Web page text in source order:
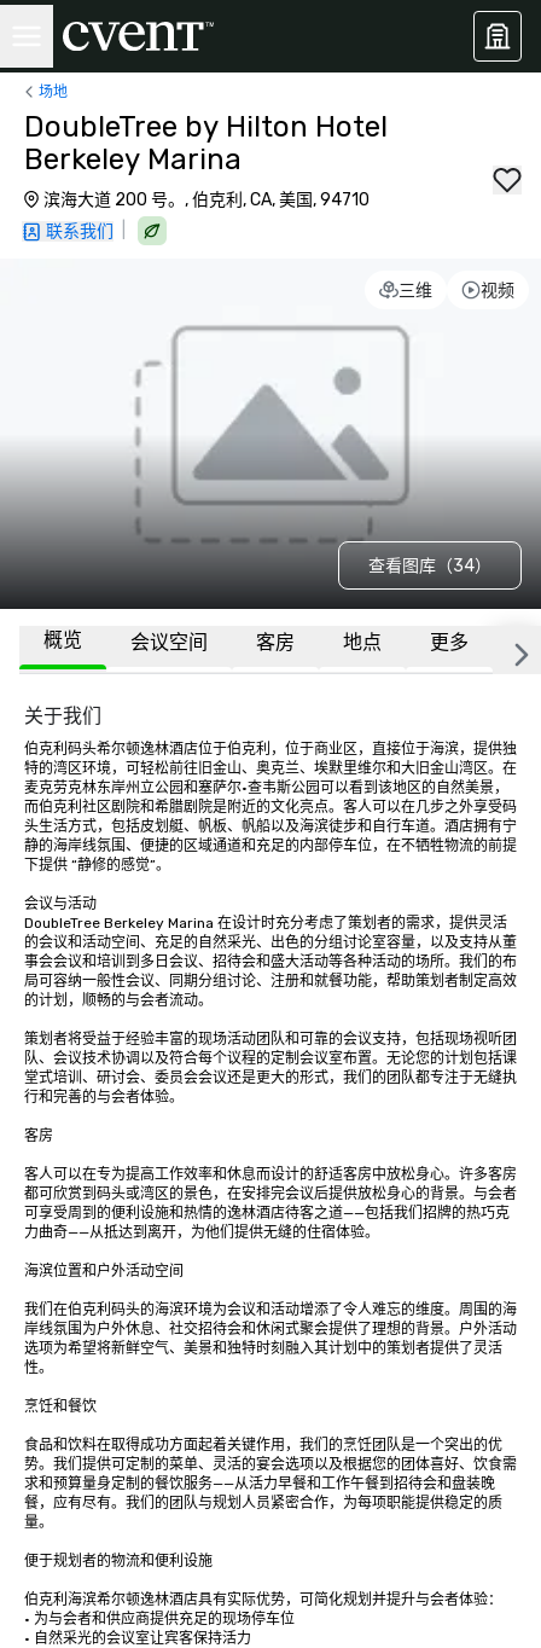
场地
DoubleTree by Hilton Hotel
Berkeley Marina
滨海大道 200 号。, 伯克利, CA, 美国, 94710
联系我们
三维 视频
查看图库（34）
概览 会议空间 客房 地点 更多 常
关于我们
伯克利码头希尔顿逸林酒店位于伯克利，位于商业区，直接位于海滨，提供独
特的湾区环境，可轻松前往旧金山、奥克兰、埃默里维尔和大旧金山湾区。在
麦克劳克林东岸州立公园和塞萨尔·查韦斯公园可以看到该地区的自然美景，
而伯克利社区剧院和希腊剧院是附近的文化亮点。客人可以在几步之外享受码
头生活方式，包括皮划艇、帆板、帆船以及海滨徒步和自行车道。酒店拥有宁
静的海岸线氛围、便捷的区域通道和充足的内部停车位，在不牺牲物流的前提
下提供 “静修的感觉”。
会议与活动
DoubleTree Berkeley Marina 在设计时充分考虑了策划者的需求，提供灵活
的会议和活动空间、充足的自然采光、出色的分组讨论室容量，以及支持从董
事会会议和培训到多日会议、招待会和盛大活动等各种活动的场所。我们的布
局可容纳一般性会议、同期分组讨论、注册和就餐功能，帮助策划者制定高效
的计划，顺畅的与会者流动。
策划者将受益于经验丰富的现场活动团队和可靠的会议支持，包括现场视听团
队、会议技术协调以及符合每个议程的定制会议室布置。无论您的计划包括课
堂式培训、研讨会、委员会会议还是更大的形式，我们的团队都专注于无缝执
行和完善的与会者体验。
客房
客人可以在专为提高工作效率和休息而设计的舒适客房中放松身心。许多客房
都可欣赏到码头或湾区的景色，在安排完会议后提供放松身心的背景。与会者
可享受周到的便利设施和热情的逸林酒店待客之道——包括我们招牌的热巧克
力曲奇——从抵达到离开，为他们提供无缝的住宿体验。
海滨位置和户外活动空间
我们在伯克利码头的海滨环境为会议和活动增添了令人难忘的维度。周围的海
岸线氛围为户外休息、社交招待会和休闲式聚会提供了理想的背景。户外活动
选项为希望将新鲜空气、美景和独特时刻融入其计划中的策划者提供了灵活
性。
烹饪和餐饮
食品和饮料在取得成功方面起着关键作用，我们的烹饪团队是一个突出的优
势。我们提供可定制的菜单、灵活的宴会选项以及根据您的团体喜好、饮食需
求和预算量身定制的餐饮服务——从活力早餐和工作午餐到招待会和盘装晚
餐，应有尽有。我们的团队与规划人员紧密合作，为每项职能提供稳定的质
量。
便于规划者的物流和便利设施
伯克利海滨希尔顿逸林酒店具有实际优势，可简化规划并提升与会者体验：
• 为与会者和供应商提供充足的现场停车位
• 自然采光的会议室让宾客保持活力